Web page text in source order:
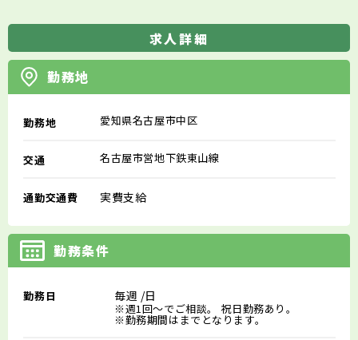
求人詳細
勤務地
勤務地 愛知県名古屋市中区
交通 名古屋市営地下鉄東山線
通勤交通費 実費支給
勤務条件
勤務日 毎週 /日
※週1回～でご相談。 祝日勤務あり。
※勤務期間はまでとなります。